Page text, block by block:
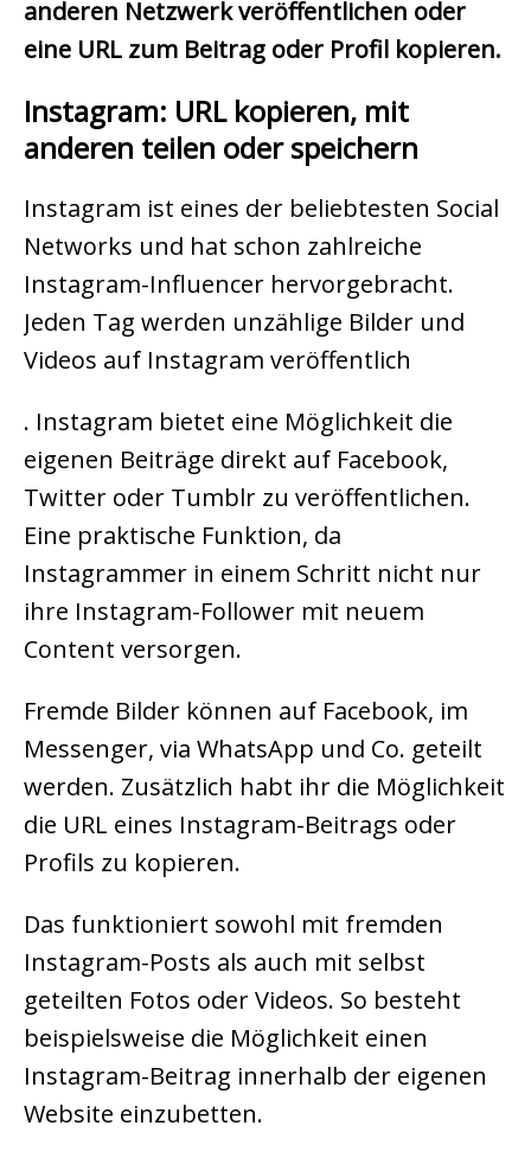
anderen Netzwerk veröffentlichen oder
eine URL zum Beitrag oder Profil kopieren.
Instagram: URL kopieren, mit
anderen teilen oder speichern
Instagram ist eines der beliebtesten Social
Networks und hat schon zahlreiche
Instagram-Influencer hervorgebracht.
Jeden Tag werden unzählige Bilder und
Videos auf Instagram veröffentlich
. Instagram bietet eine Möglichkeit die
eigenen Beiträge direkt auf Facebook,
Twitter oder Tumblr zu veröffentlichen.
Eine praktische Funktion, da
Instagrammer in einem Schritt nicht nur
ihre Instagram-Follower mit neuem
Content versorgen.
Fremde Bilder können auf Facebook, im
Messenger, via WhatsApp und Co. geteilt
werden. Zusätzlich habt ihr die Möglichkeit
die URL eines Instagram-Beitrags oder
Profils zu kopieren.
Das funktioniert sowohl mit fremden
Instagram-Posts als auch mit selbst
geteilten Fotos oder Videos. So besteht
beispielsweise die Möglichkeit einen
Instagram-Beitrag innerhalb der eigenen
Website einzubetten.